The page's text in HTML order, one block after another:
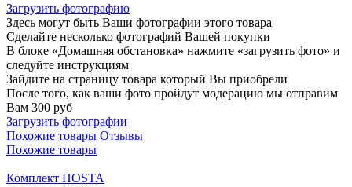
Загрузить фотографию
Здесь могут быть Ваши фотографии этого товара
Сделайте несколько фотографий Вашей покупки
В блоке «Домашняя обстановка» нажмите «загрузить фото» и
следуйте инструкциям
Зайдите на страницу товара который Вы приобрели
После того, как ваши фото пройдут модерацию мы отправим
Вам 300 руб
Загрузить фотографии
Похожие товары Отзывы
Похожие товары
Комплект HOSTA